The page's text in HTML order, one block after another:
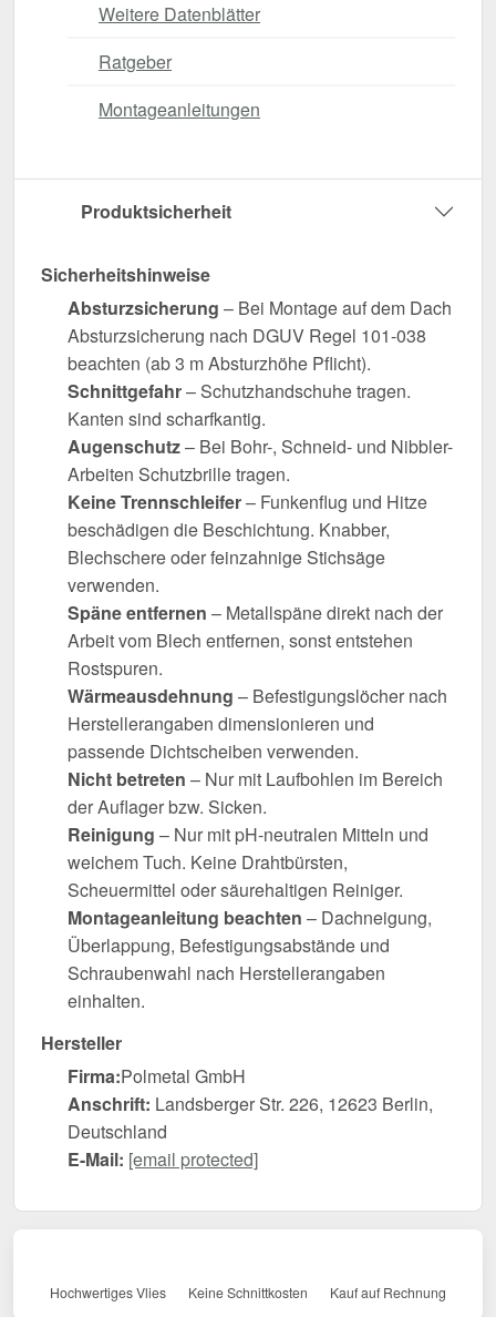
Weitere Datenblätter
Ratgeber
Montageanleitungen
Produktsicherheit
Sicherheitshinweise
Absturzsicherung – Bei Montage auf dem Dach
Absturzsicherung nach DGUV Regel 101-038
beachten (ab 3 m Absturzhöhe Pflicht).
Schnittgefahr– Schutzhandschuhe tragen.
Kanten sind scharfkantig.
Augenschutz– Bei Bohr-, Schneid- und Nibbler-
Arbeiten Schutzbrille tragen.
Keine Trennschleifer– Funkenflug und Hitze
beschädigen die Beschichtung. Knabber,
Blechschere oder feinzahnige Stichsäge
verwenden.
Späne entfernen – Metallspäne direkt nach der
Arbeit vom Blech entfernen, sonst entstehen
Rostspuren.
Wärmeausdehnung – Befestigungslöcher nach
Herstellerangaben dimensionieren und
passende Dichtscheiben verwenden.
Nicht betreten – Nur mit Laufbohlen im Bereich
der Auflager bzw. Sicken.
Reinigung – Nur mit pH-neutralen Mitteln und
weichem Tuch. Keine Drahtbürsten,
Scheuermittel oder säurehaltigen Reiniger.
Montageanleitung beachten – Dachneigung,
Überlappung, Befestigungsabstände und
Schraubenwahl nach Herstellerangaben
einhalten.
Hersteller
Firma:Polmetal GmbH
Anschrift: Landsberger Str. 226, 12623 Berlin,
Deutschland
E-Mail: [email protected]
Hochwertiges Vlies Keine Schnittkosten Kauf auf Rechnung